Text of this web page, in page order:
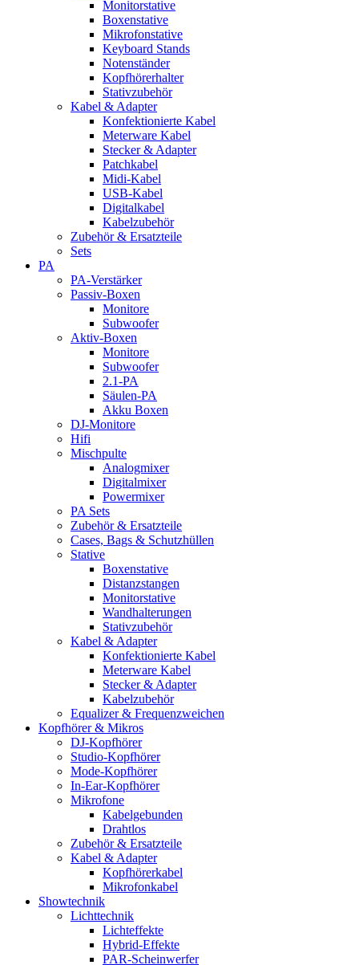
Monitorstative
Boxenstative
Mikrofonstative
Keyboard Stands
Notenständer
Kopfhörerhalter
Stativzubehör
Kabel & Adapter
Konfektionierte Kabel
Meterware Kabel
Stecker & Adapter
Patchkabel
Midi-Kabel
USB-Kabel
Digitalkabel
Kabelzubehör
Zubehör & Ersatzteile
Sets
PA
PA-Verstärker
Passiv-Boxen
Monitore
Subwoofer
Aktiv-Boxen
Monitore
Subwoofer
2.1-PA
Säulen-PA
Akku Boxen
DJ-Monitore
Hifi
Mischpulte
Analogmixer
Digitalmixer
Powermixer
PA Sets
Zubehör & Ersatzteile
Cases, Bags & Schutzhüllen
Stative
Boxenstative
Distanzstangen
Monitorstative
Wandhalterungen
Stativzubehör
Kabel & Adapter
Konfektionierte Kabel
Meterware Kabel
Stecker & Adapter
Kabelzubehör
Equalizer & Frequenzweichen
Kopfhörer & Mikros
DJ-Kopfhörer
Studio-Kopfhörer
Mode-Kopfhörer
In-Ear-Kopfhörer
Mikrofone
Kabelgebunden
Drahtlos
Zubehör & Ersatzteile
Kabel & Adapter
Kopfhörerkabel
Mikrofonkabel
Showtechnik
Lichttechnik
Lichteffekte
Hybrid-Effekte
PAR-Scheinwerfer